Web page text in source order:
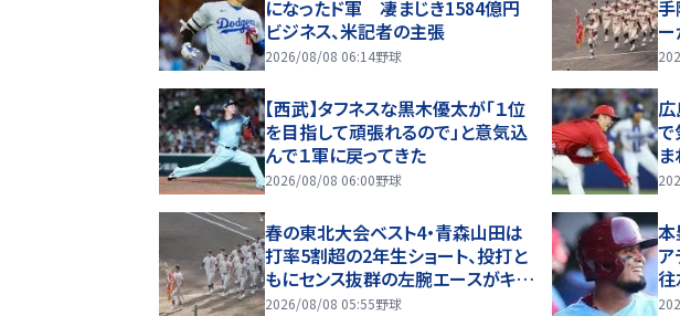
になったド軍 凄まじき1584億円
ビジネス、米記者の主張
2026/08/08 06:14野球
手
ー
の
【西武】タフネスな黒木優太が「１位
を目指して頑張れるので」と意気込
んで１軍に戻ってきた
2026/08/08 06:00野球
広
で
「
春の東北大会ベスト4・青森山田は
打率5割超の2年生ショート、投打と
もにセンス抜群の左腕エースがキー
マン【26年夏甲子園・ベンチ入り選
2026/08/08 05:55野球
往
は